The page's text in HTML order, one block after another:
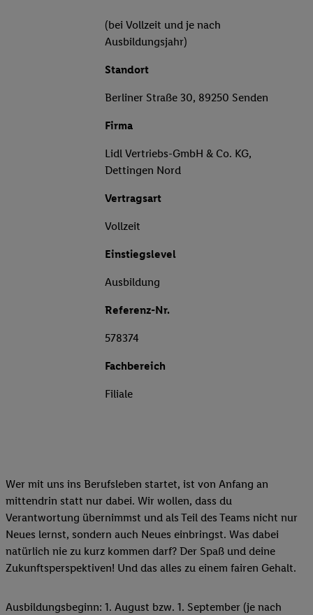
(bei Vollzeit und je nach
Ausbildungsjahr)
Standort
Berliner Straße 30, 89250 Senden
Firma
Lidl Vertriebs-GmbH & Co. KG,
Dettingen Nord
Vertragsart
Vollzeit
Einstiegslevel
Ausbildung
Referenz-Nr.
578374
Fachbereich
Filiale
Wer mit uns ins Berufsleben startet, ist von Anfang an
mittendrin statt nur dabei. Wir wollen, dass du
Verantwortung übernimmst und als Teil des Teams nicht nur
Neues lernst, sondern auch Neues einbringst. Was dabei
natürlich nie zu kurz kommen darf? Der Spaß und deine
Zukunftsperspektiven! Und das alles zu einem fairen Gehalt.
Ausbildungsbeginn: 1. August bzw. 1. September (je nach